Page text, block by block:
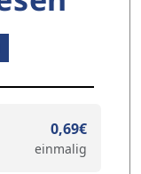
0,69€
einmalig